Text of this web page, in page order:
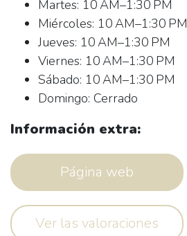
Martes: 10 AM–1:30 PM
Miércoles: 10 AM–1:30 PM
Jueves: 10 AM–1:30 PM
Viernes: 10 AM–1:30 PM
Sábado: 10 AM–1:30 PM
Domingo: Cerrado
Información extra:
Página web
Ver las valoraciones